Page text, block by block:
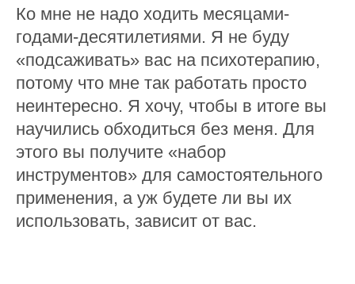
Ко мне не надо ходить месяцами-
годами-десятилетиями. Я не буду
«подсаживать» вас на психотерапию,
потому что мне так работать просто
неинтересно. Я хочу, чтобы в итоге вы
научились обходиться без меня. Для
этого вы получите «набор
инструментов» для самостоятельного
применения, а уж будете ли вы их
использовать, зависит от вас.